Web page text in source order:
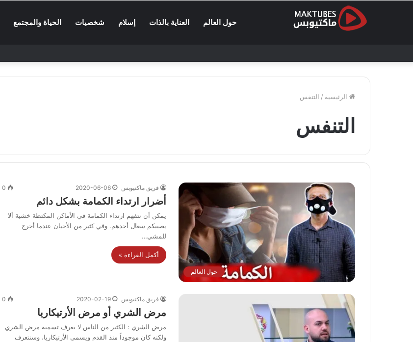
حول العالم العناية بالذات إسلام شخصيات الحياة والمجتمع
الرئيسية / التنفس
التنفس
حول العالم
فريق ماكتيوبس 2020-06-06
0
أضرار ارتداء الكمامة بشكل دائم
يمكن أن نتفهم ارتداء الكمامة في الأماكن المكتظة خشية ألا
يصيبكم سعال أحدهم. وفي كثير من الأحيان عندما أخرج
للمشي…
أكمل القراءة »
فريق ماكتيوبس 2020-02-19
0
مرض الشري أو مرض الأرتيكاريا
مرض الشري : الكثير من الناس لا يعرف تسمية مرض الشري
ولكنه كان موجوداً منذ القدم ويسمى الأرتيكاريا، وسنتعرف